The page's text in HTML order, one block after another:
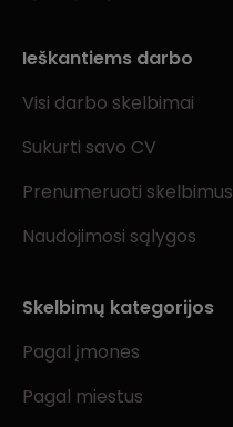
Ieškantiems darbo
Visi darbo skelbimai
Sukurti savo CV
Prenumeruoti skelbimus
Naudojimosi sąlygos
Skelbimų kategorijos
Pagal įmones
Pagal miestus